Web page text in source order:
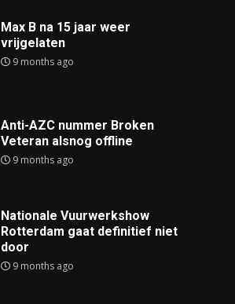
Max B na 15 jaar weer
vrijgelaten
9 months ago
Anti-AZC nummer Broken
Veteran alsnog offline
9 months ago
Nationale Vuurwerkshow
Rotterdam gaat definitief niet
door
9 months ago